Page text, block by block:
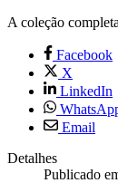
A coleção
Facebook
X
LinkedIn
Email
Detalhes
Publicado